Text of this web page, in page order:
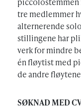
tre medlemmer
alternerende
stillingene har
verk for mindre
én fløytist med
de andre
SØKNAD MED